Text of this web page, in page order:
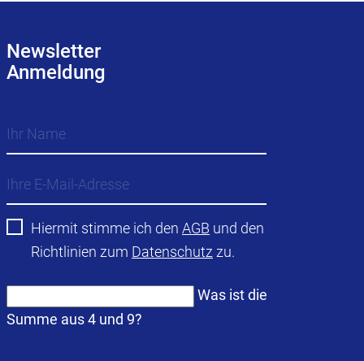
Newsletter
Anmeldung
Hiermit stimme ich den AGB und den
Richtlinien zum Datenschutz zu.
Was ist die
Summe aus 4 und 9?